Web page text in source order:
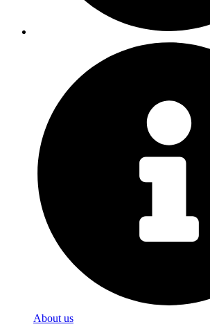
About us